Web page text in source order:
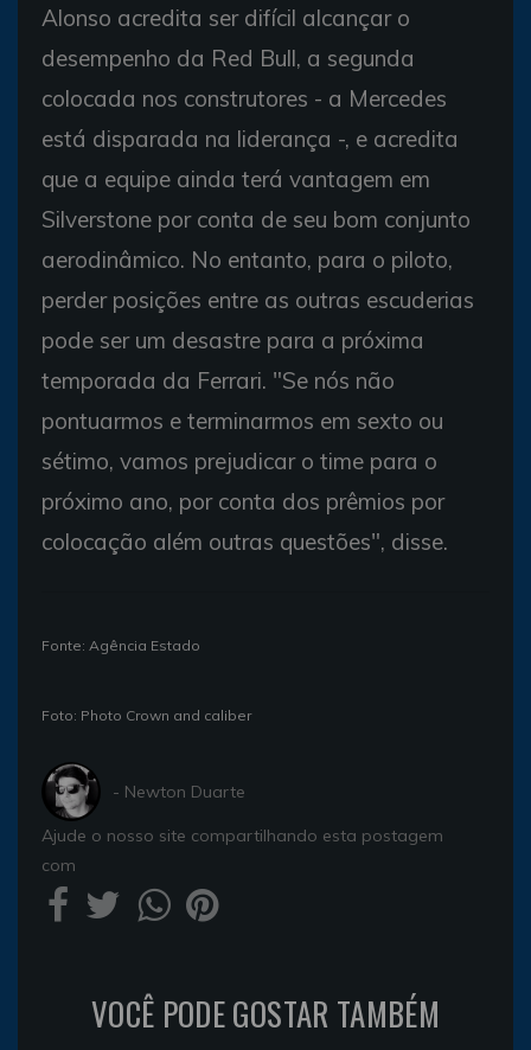
Alonso acredita ser difícil alcançar o
desempenho da Red Bull, a segunda
colocada nos construtores - a Mercedes
está disparada na liderança -, e acredita
que a equipe ainda terá vantagem em
Silverstone por conta de seu bom conjunto
aerodinâmico. No entanto, para o piloto,
perder posições entre as outras escuderias
pode ser um desastre para a próxima
temporada da Ferrari. "Se nós não
pontuarmos e terminarmos em sexto ou
sétimo, vamos prejudicar o time para o
próximo ano, por conta dos prêmios por
colocação além outras questões", disse.
Fonte: Agência Estado
Foto: Photo Crown and caliber
- Newton Duarte
Ajude o nosso site compartilhando esta postagem
com
VOCÊ PODE GOSTAR TAMBÉM